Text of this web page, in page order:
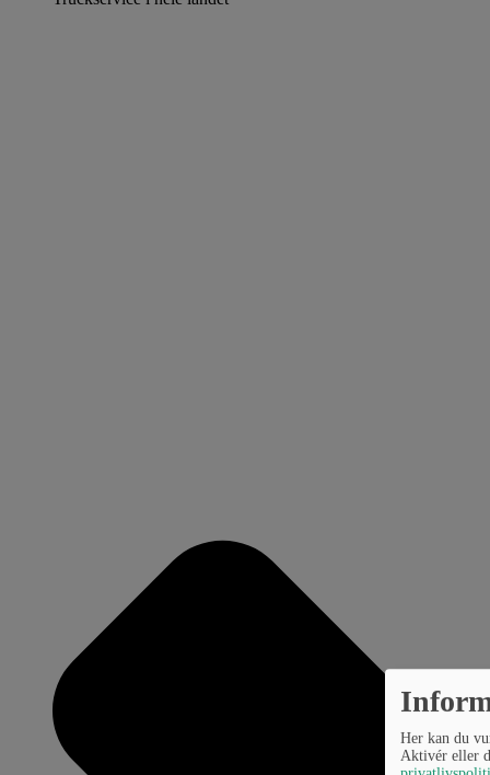
Her kan du
Aktivér eller